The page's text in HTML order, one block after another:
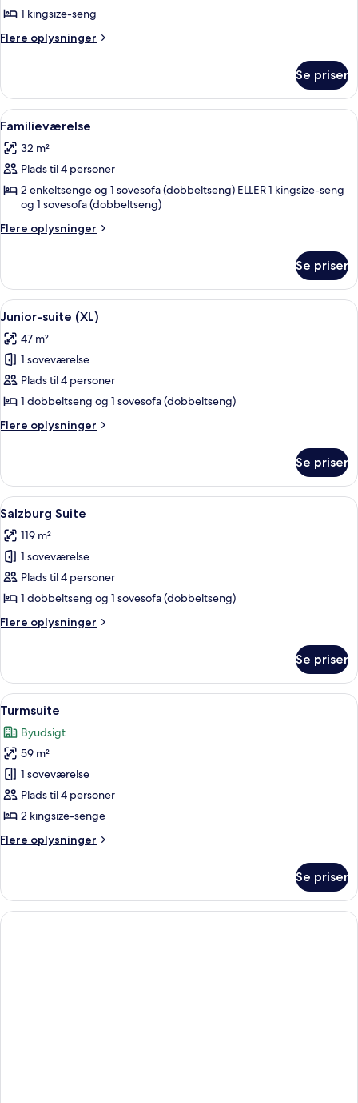
-
til
1 kingsize-seng
Flere oplysninger
Flere
værelse
udsigt
have
Se priser
Indlæs
alle
billeder
af
Familieværelse
Et hotelværelse med to senge, en
8
Familieværelse
32 m²
Plads til 4 personer
2 enkeltsenge og 1 sovesofa (dobbeltseng) ELLER 1 kingsize-seng
og 1 sovesofa (dobbeltseng)
Flere oplysninger
Flere
Se priser
Indlæs
alle
billeder
af
Junior-
suite
(XL)
Et hotelværelse med seng,
5
Junior-suite (XL)
47 m²
1 soveværelse
Plads til 4 personer
1 dobbeltseng og 1 sovesofa (dobbeltseng)
Flere oplysninger
Flere
suite
(XL)
Se priser
Indlæs
alle
billeder
af
Salzburg
Suite
En moderne stue med sofa,
4
Salzburg Suite
119 m²
1 soveværelse
Plads til 4 personer
1 dobbeltseng og 1 sovesofa (dobbeltseng)
Flere oplysninger
Flere
Suite
Se priser
Indlæs
alle
billeder
af
Turmsuite
Et hotelværelse med seng,
5
Turmsuite
Byudsigt
59 m²
1 soveværelse
Plads til 4 personer
2 kingsize-senge
Flere oplysninger
Flere
Se priser